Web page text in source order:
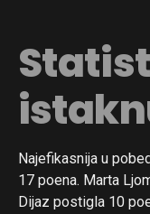
Najefikasnija u
17 poena. Marta
Dijaz postigla 10